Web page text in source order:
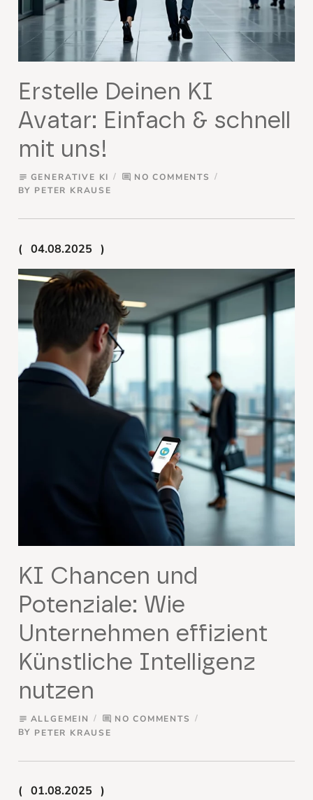
Erstelle Deinen KI
Avatar: Einfach & schnell
mit uns!
subject GENERATIVE KI comment NO COMMENTS
BY PETER KRAUSE
04.08.2025
KI Chancen und
Potenziale: Wie
Unternehmen effizient
Künstliche Intelligenz
nutzen
subject ALLGEMEIN comment NO COMMENTS
BY PETER KRAUSE
01.08.2025